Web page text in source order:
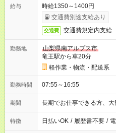
給与
時給1350～1400円
交通費別途支給あり
交通費 交通費規定内支給
勤務地
山梨県南アルプス市
竜王駅から車20分
軽作業・物流・配送系
勤務時間 07:55～16:55
期間 長期でお仕事できる方、大
特徴 日払いOK / 履歴書不要 /